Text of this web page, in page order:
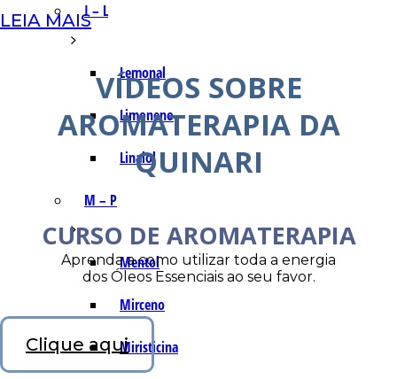
I – L
Lemonal
Limoneno
Linalol
M – P
Mentol
Mirceno
Miristicina
LEIA MAIS
VÍDEOS SOBRE
AROMATERAPIA DA
QUINARI
CURSO DE AROMATERAPIA
Aprenda a como utilizar toda a energia
dos Óleos Essenciais ao seu favor.
Clique aqui